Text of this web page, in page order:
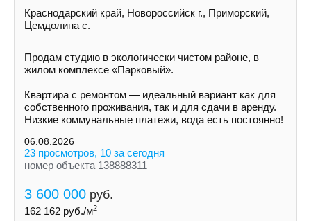
Краснодарский край, Новороссийск г., Приморский,
Цемдолина с.
Продам студию в экологически чистом районе, в
жилом комплексе «Парковый».
Квартира с ремонтом — идеальный вариант как для
собственного проживания, так и для сдачи в аренду.
Низкие коммунальные платежи, вода есть постоянно!
06.08.2026
23 просмотров, 10 за сегодня
номер объекта 138888311
3 600 000 руб.
162 162 руб./м2